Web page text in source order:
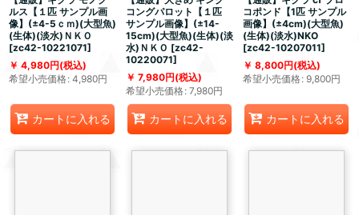
ルス【１匹 サンプル画
像】(±4-5ｃｍ)(大型魚)
(生体)(淡水)ＮＫＯ
[zc42-10221071]
4,980円(税込)
希望小売価格: 4,980円
カートに入れる
コングパロット【１匹
サンプル画像】(±14-
15cm)(大型魚)(生体)(淡
水)ＮＫＯ [zc42-
10220071]
7,980円(税込)
希望小売価格: 7,980円
カートに入れる
コポンド【1匹 サンプル
画像】(±4cm)(大型魚)
(生体)(淡水)NKO
[zc42-10207011]
8,800円(税込)
希望小売価格: 9,800円
カートに入れる